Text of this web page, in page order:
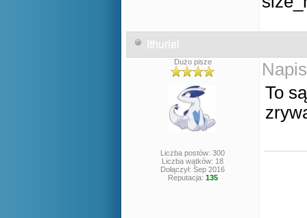
Ithuriel
Dużo pisze
Liczba postów: 300
Liczba wątków: 18
Dołączył: Sep 2016
Reputacja: 135
To